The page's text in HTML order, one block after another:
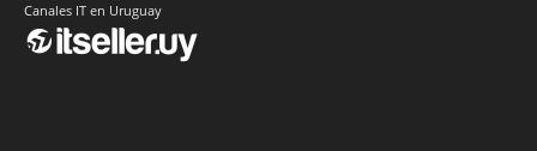
Canales IT en Uruguay